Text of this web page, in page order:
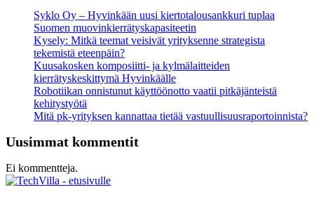
Syklo Oy – Hyvinkään uusi kiertotalousankkuri tuplaa
Suomen muovinkierrätyskapasiteetin
Kysely: Mitkä teemat veisivät yrityksenne strategista
tekemistä eteenpäin?
Kuusakosken komposiitti- ja kylmälaitteiden
kierrätyskeskittymä Hyvinkäälle
Robotiikan onnistunut käyttöönotto vaatii pitkäjänteistä
kehitystyötä
Mitä pk-yrityksen kannattaa tietää vastuullisuus­raportoinnista?
Uusimmat kommentit
Ei kommentteja.